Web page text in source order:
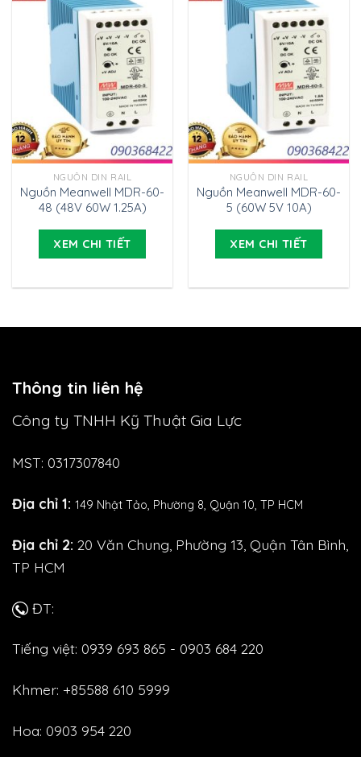
NGUỒN DIN RAIL
Nguồn Meanwell MDR-60-
48 (48V 60W 1.25A)
XEM CHI TIẾT
NGUỒN DIN RAIL
Nguồn Meanwell MDR-60-
5 (60W 5V 10A)
XEM CHI TIẾT
Thông tin liên hệ
Công ty TNHH Kỹ Thuật Gia Lực
MST: 0317307840
Địa chỉ 1: 149 Nhật Tảo, Phường 8, Quận 10, TP HCM
Địa chỉ 2: 20 Văn Chung, Phường 13, Quận Tân Bình,
TP HCM
ĐT:
Tiếng việt: 0939 693 865 - 0903 684 220
Khmer: +85588 610 5999
Hoa: 0903 954 220